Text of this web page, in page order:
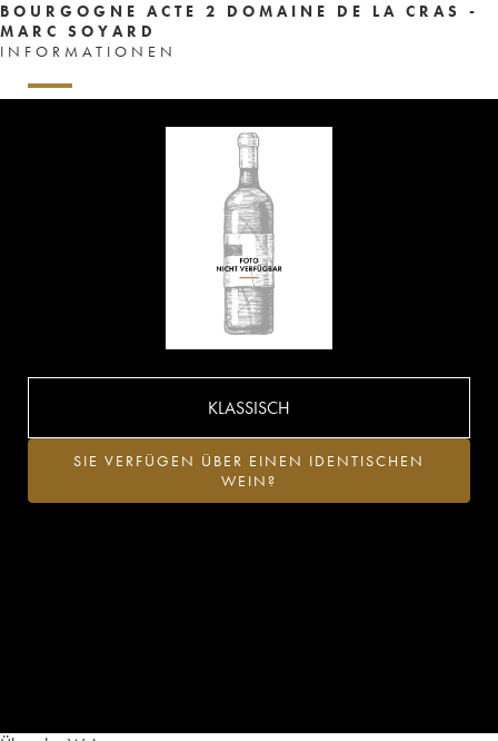
BOURGOGNE ACTE 2 DOMAINE DE LA CRAS -
MARC SOYARD
INFORMATIONEN
KLASSISCH
SIE VERFÜGEN ÜBER EINEN IDENTISCHEN
WEIN?